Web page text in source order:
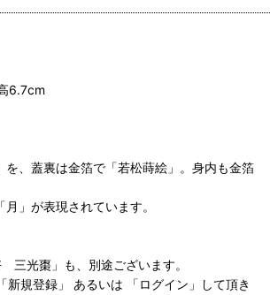
6.7cm
を、蓋裏は金箔で「若松蒔絵」。身内も金箔
」が表現されています。
光棗」も、別途ございます。
規登録」 あるいは 「ログイン」して頂き